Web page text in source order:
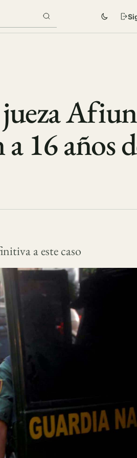
jueza
16 años
a este caso